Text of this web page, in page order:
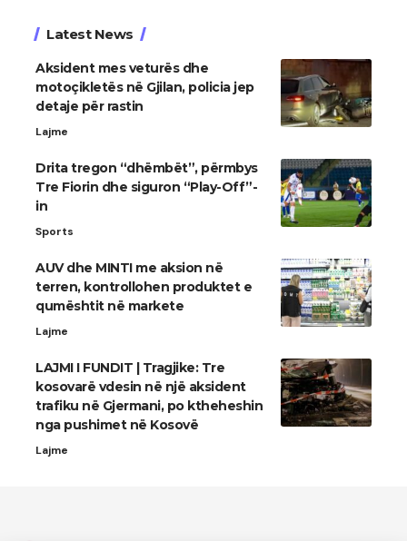
Latest News
Aksident mes veturës dhe
motoçikletës në Gjilan, policia jep
detaje për rastin
Lajme
Drita tregon “dhëmbët”, përmbys
Tre Fiorin dhe siguron “Play-Off”-
in
Sports
AUV dhe MINTI me aksion në
terren, kontrollohen produktet e
qumështit në markete
Lajme
LAJMI I FUNDIT | Tragjike: Tre
kosovarë vdesin në një aksident
trafiku në Gjermani, po ktheheshin
nga pushimet në Kosovë
Lajme